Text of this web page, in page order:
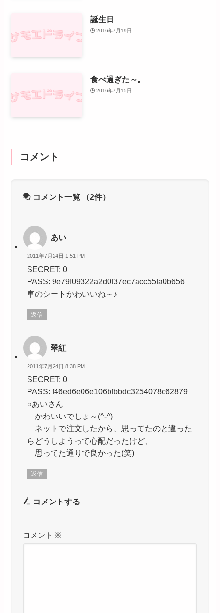
誕生日
2016年7月19日
食べ過ぎた～。
2016年7月15日
コメント
コメント一覧 （2件）
あい
2011年7月24日 1:51 PM
SECRET: 0
PASS: 9e79f09322a2d0f37ec7acc55fa0b656
車のシートかわいいね～♪
返信
翠紅
2011年7月24日 8:38 PM
SECRET: 0
PASS: f46ed6e06e106bfbbdc3254078c62879
○あいさん
かわいいでしょ～(^-^)
ネットで注文したから、思ってたのと違った
らどうしようって心配だったけど、
思ってた通りで良かった(笑)
返信
コメントする
コメント ※